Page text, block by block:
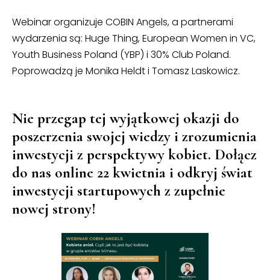
Webinar organizuje COBIN Angels, a partnerami
wydarzenia są: Huge Thing, European Women in VC,
Youth Business Poland (YBP) i 30% Club Poland.
Poprowadzą je Monika Heldt i Tomasz Laskowicz.
Nie przegap tej wyjątkowej okazji do
poszerzenia swojej wiedzy i zrozumienia
inwestycji z perspektywy kobiet. Dołącz
do nas online 22 kwietnia i odkryj świat
inwestycji startupowych z zupełnie
nowej strony!